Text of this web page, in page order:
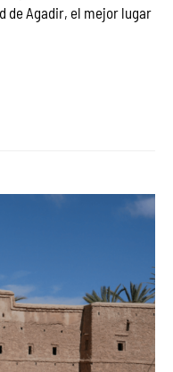
de Agadir, el mejor lugar